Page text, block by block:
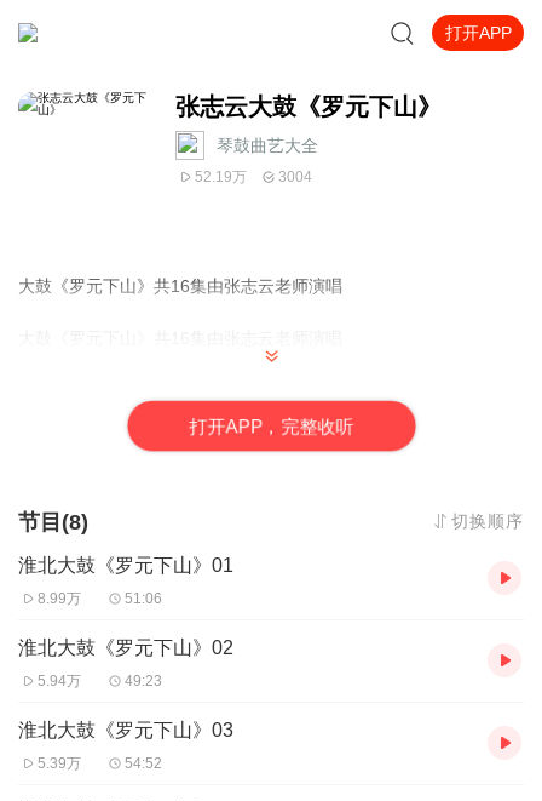
打开APP
张志云大鼓《罗元下山》
琴鼓曲艺大全
52.19万 3004
大鼓《罗元下山》共16集由张志云老师演唱
更多牛崇光，刘汉飞，张志云，晁岱民，沈起功大鼓书等唱片，音
频，视频等戏曲内容请关注我们
《金枪小五梅》《罗家将》牛崇光大鼓书《呼杨合兵》《凌霄汉》
赏，学习交流，如存在版权问题或侵犯您的利益请通知我们，将立
即给予删除
更多牛崇光，刘汉飞，张志云，晁岱民，沈起功大鼓书等唱片，音
打开APP，完整收听
节目(8) 切换顺序
淮北大鼓《罗元下山》01
8.99万 51:06
淮北大鼓《罗元下山》02
5.94万 49:23
淮北大鼓《罗元下山》03
5.39万 54:52